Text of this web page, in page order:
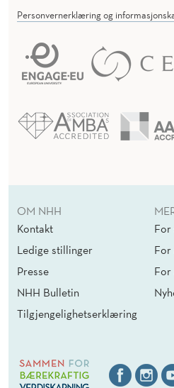
Personvernerklæring og
OM NHH
Kontakt
Ledige stillinger
Presse
NHH Bulletin
Tilgjengelighetserklæring
For
For
For